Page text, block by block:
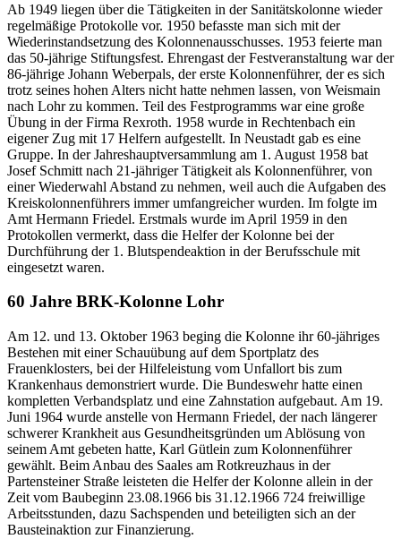
Ab 1949 liegen über die Tätigkeiten in der Sanitätskolonne wieder
regelmäßige Protokolle vor. 1950 befasste man sich mit der
Wiederinstandsetzung des Kolonnenausschusses. 1953 feierte man
das 50-jährige Stiftungsfest. Ehrengast der Festveranstaltung war der
86-jährige Johann Weberpals, der erste Kolonnenführer, der es sich
trotz seines hohen Alters nicht hatte nehmen lassen, von Weismain
nach Lohr zu kommen. Teil des Festprogramms war eine große
Übung in der Firma Rexroth. 1958 wurde in Rechtenbach ein
eigener Zug mit 17 Helfern aufgestellt. In Neustadt gab es eine
Gruppe. In der Jahreshauptversammlung am 1. August 1958 bat
Josef Schmitt nach 21-jähriger Tätigkeit als Kolonnenführer, von
einer Wiederwahl Abstand zu nehmen, weil auch die Aufgaben des
Kreiskolonnenführers immer umfangreicher wurden. Im folgte im
Amt Hermann Friedel. Erstmals wurde im April 1959 in den
Protokollen vermerkt, dass die Helfer der Kolonne bei der
Durchführung der 1. Blutspendeaktion in der Berufsschule mit
eingesetzt waren.
60 Jahre BRK-Kolonne Lohr
Am 12. und 13. Oktober 1963 beging die Kolonne ihr 60-jähriges
Bestehen mit einer Schauübung auf dem Sportplatz des
Frauenklosters, bei der Hilfeleistung vom Unfallort bis zum
Krankenhaus demonstriert wurde. Die Bundeswehr hatte einen
kompletten Verbandsplatz und eine Zahnstation aufgebaut. Am 19.
Juni 1964 wurde anstelle von Hermann Friedel, der nach längerer
schwerer Krankheit aus Gesundheitsgründen um Ablösung von
seinem Amt gebeten hatte, Karl Gütlein zum Kolonnenführer
gewählt. Beim Anbau des Saales am Rotkreuzhaus in der
Partensteiner Straße leisteten die Helfer der Kolonne allein in der
Zeit vom Baubeginn 23.08.1966 bis 31.12.1966 724 freiwillige
Arbeitsstunden, dazu Sachspenden und beteiligten sich an der
Bausteinaktion zur Finanzierung.